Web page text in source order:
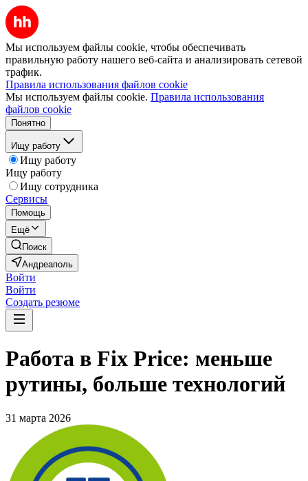
Мы используем файлы cookie, чтобы обеспечивать
правильную работу нашего веб-сайта и анализировать сетевой
трафик.
Правила использования файлов cookie
Мы используем файлы cookie. Правила использования
файлов cookie
Понятно
Ищу работу
Ищу работу
Ищу работу
Ищу сотрудника
Сервисы
Помощь
Ещё
Поиск
Андреаполь
Войти
Войти
Создать резюме
Работа в Fix Price: меньше
рутины, больше технологий
31 марта 2026